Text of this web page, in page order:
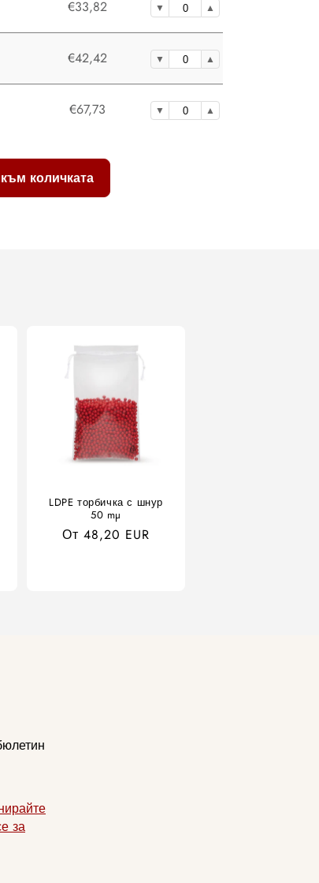
€33,82
€42,42
€67,73
количката
LDPE торбичка с шнур
50 mµ
Обичайна
От 48,20 EUR
за